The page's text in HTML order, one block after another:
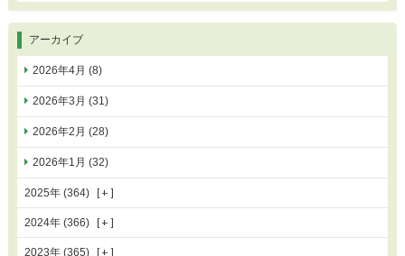
アーカイブ
2026年4月 (8)
2026年3月 (31)
2026年2月 (28)
2026年1月 (32)
2025年 (364)
2024年 (366)
2023年 (365)